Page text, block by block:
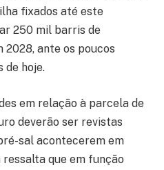
fixados até este
250 mil barris de
2028, ante os poucos
de hoje.
em relação à parcela de
deverão ser revistas
sal acontecerem em
que em função